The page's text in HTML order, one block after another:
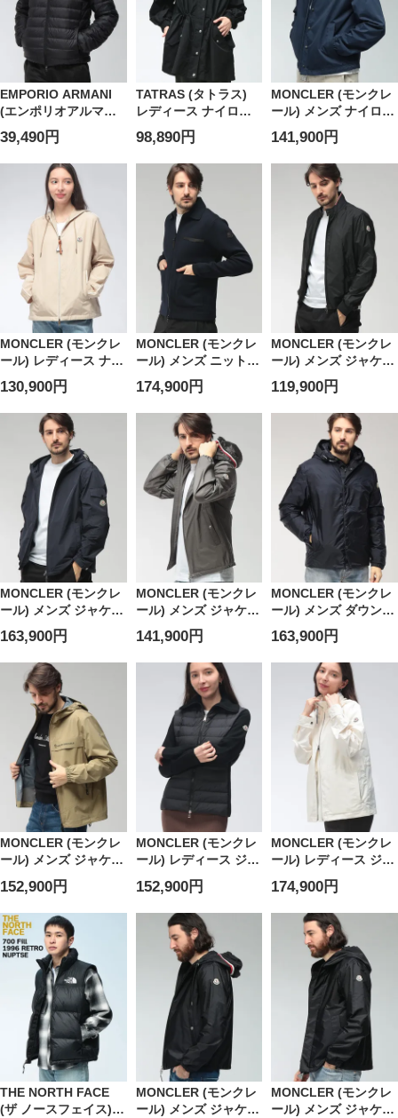
EMPORIO ARMANI
(エンポリオアルマー
ニ) メンズ ダウンジャ
ケット EA7 胸ロゴ フ
ルジップ ライトダウ
ンパーカー
EA78NPB24PNGPZ
39,490円
TATRAS (タトラス)
レディース ナイロン
コート ボリュームネ
ック フルジップ コー
ト TRLOLVONA6
98,890円
MONCLER (モンクレ
ール) メンズ ナイロン
ジャケット ロゴ ボタ
ンジップ ブルゾン
MCARINELL6
141,900円
MONCLER (モンクレ
ール) レディース ナイ
ロン パーカー ジャケ
ット フード付き フル
ジップ ブルゾン
SARRACENIA
MCLSARRACEBIA6
130,900円
MONCLER (モンクレ
ール) メンズ ニットジ
ャケット フルジップ
襟付き ニット
MC9B00008M1131
174,900円
MONCLER (モンクレ
ール) メンズ ジャケッ
ト ナイロン フルジッ
プ ブルゾン
MCREPPE6
119,900円
MONCLER (モンクレ
ール) メンズ ジャケッ
ト フードロゴ フルジ
ップ パーカー
MCSASSIERE6
163,900円
MONCLER (モンクレ
ール) メンズ ジャケッ
ト フードトリコロー
ル フルジップ パーカ
ー MCGRIMPEURS6
141,900円
MONCLER (モンクレ
ール) メンズ ダウンジ
ャケット ネックロゴ
テープ フルジップ ダ
ウン ブルゾン
MCTRESTRAOU6
163,900円
MONCLER (モンクレ
ール) メンズ ジャケッ
ト ロゴ フルジップ ナ
イロン パーカー
MONCLER
GRENOBLE
SHIPTON シプトン
MCGNSHIPTON6
152,900円
MONCLER (モンクレ
ール) レディース ジャ
ケット ロゴ フロント
ダウン ニット切り替
え フルジップ ニット
ジャケット
MCL9B00020M1131
152,900円
MONCLER (モンクレ
ール) レディース ジャ
ケット ロゴ フード収
納 フルジップ ハイネ
ック ブルゾン
ENETTE エネット
MCLENETTE6
174,900円
THE NORTH FACE
(ザ ノースフェイス)
MONCLER (モンクレ
ール) メンズ ジャケッ
MONCLER (モンクレ
ール) メンズ ジャケッ